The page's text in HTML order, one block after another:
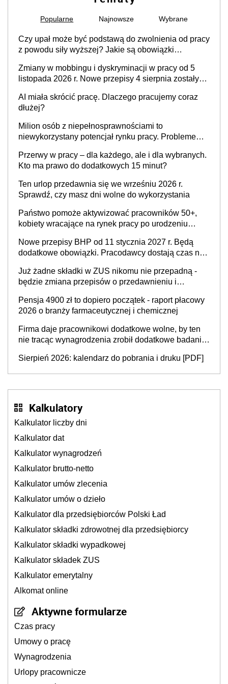
Popularne Najnowsze Wybrane
Czy upał może być podstawą do zwolnienia od pracy
z powodu siły wyższej? Jakie są obowiązki
Zmiany w mobbingu i dyskryminacji w pracy od 5
listopada 2026 r. Nowe przepisy 4 sierpnia zostały
AI miała skrócić pracę. Dlaczego pracujemy coraz
dłużej?
Milion osób z niepełnosprawnościami to
niewykorzystany potencjał rynku pracy. Problemem
refundacji, ale bariery po stronie systemu i
świadomości pracodawców [WYWIAD]
Przerwy w pracy – dla każdego, ale i dla wybranych.
Kto ma prawo do dodatkowych 15 minut?
Ten urlop przedawnia się we wrześniu 2026 r.
Sprawdź, czy masz dni wolne do wykorzystania
Państwo pomoże aktywizować pracowników 50+,
kobiety wracające na rynek pracy po urodzeniu
neuroatypowe. Powstanie Fundusz na rzecz
Inkluzywności w Zatrudnianiu?
Nowe przepisy BHP od 11 stycznia 2027 r. Będą
dodatkowe obowiązki. Pracodawcy dostają czas na
Już żadne składki w ZUS nikomu nie przepadną -
będzie zmiana przepisów o przedawnieniu i
Pensja 4900 zł to dopiero początek - raport płacowy
2026 o branży farmaceutycznej i chemicznej
Firma daje pracownikowi dodatkowe wolne, by ten
nie tracąc wynagrodzenia zrobił dodatkowe badania.
Sierpień 2026: kalendarz do pobrania i druku [PDF]
Kalkulatory
Kalkulator liczby dni
Kalkulator dat
Kalkulator wynagrodzeń
Kalkulator brutto-netto
Kalkulator umów zlecenia
Kalkulator umów o dzieło
Kalkulator dla przedsiębiorców Polski Ład
Kalkulator składki zdrowotnej dla przedsiębiorcy
Kalkulator składki wypadkowej
Kalkulator składek ZUS
Kalkulator emerytalny
Alkomat online
Aktywne formularze
Czas pracy
Umowy o pracę
Wynagrodzenia
Urlopy pracownicze